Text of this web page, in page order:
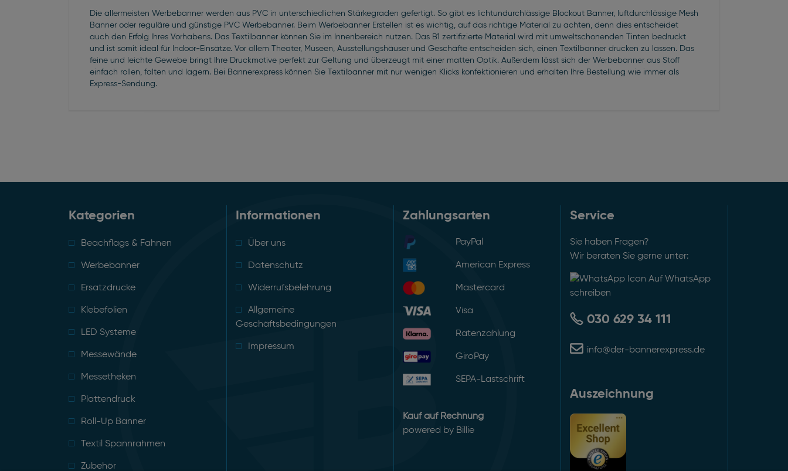
Die allermeisten Werbebanner werden aus PVC in unterschiedlichen Stärkegraden gefertigt. So gibt es lichtundurchlässige Blockout Banner, luftdurchlässige Mesh
Banner oder reguläre und günstige PVC Werbebanner. Beim Werbebanner Erstellen ist es wichtig, auf das richtige Material zu achten, denn dies entscheidet
auch den Erfolg Ihres Vorhabens. Das Textilbanner können Sie im Innenbereich nutzen. Das B1 zertifizierte Material wird mit umweltschonenden Tinten bedruckt
und ist somit ideal für Indoor-Einsätze. Vor allem Theater, Museen, Ausstellungshäuser und Geschäfte entscheiden sich, einen Textilbanner drucken zu lassen. Das
feine und leichte Gewebe bringt Ihre Druckmotive perfekt zur Geltung und überzeugt mit einer matten Optik. Außerdem lässt sich der Werbebanner aus Stoff
einfach rollen, falten und lagern. Bei Bannerexpress können Sie Textilbanner mit nur wenigen Klicks konfektionieren und erhalten Ihre Bestellung wie immer als
Express-Sendung.
Kategorien
Beachflags & Fahnen
Werbebanner
Ersatzdrucke
Klebefolien
LED Systeme
Messewände
Messetheken
Plattendruck
Roll-Up Banner
Textil Spannrahmen
Zubehör
Informationen
Über uns
Datenschutz
Widerrufsbelehrung
Allgemeine
Geschäftsbedingungen
Impressum
Zahlungsarten
PayPal
American Express
Mastercard
Visa
Ratenzahlung
GiroPay
SEPA-Lastschrift
Kauf auf Rechnung
powered by Billie
Service
Sie haben Fragen?
Wir beraten Sie gerne unter:
Auf WhatsApp
schreiben
030 629 34 111
info@der-bannerexpress.de
Auszeichnung